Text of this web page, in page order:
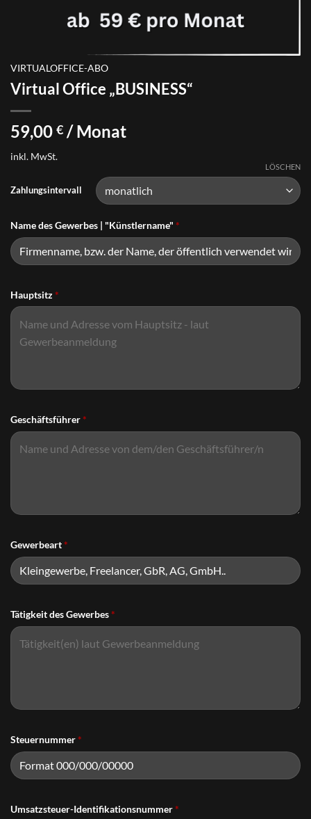
VIRTUALOFFICE-ABO
Virtual Office „BUSINESS“
59,00 € / Monat
inkl. MwSt.
Zahlungsintervall
LÖSCHEN
Name des Gewerbes | "Künstlername" *
Hauptsitz*
Geschäftsführer*
Gewerbeart*
Tätigkeit des Gewerbes*
Steuernummer*
Umsatzsteuer-Identifikationsnummer*